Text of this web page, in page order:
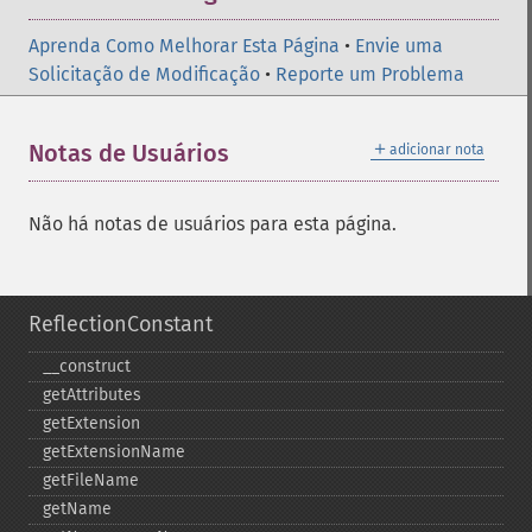
Aprenda Como Melhorar Esta Página • Envie uma
Solicitação de Modificação • Reporte um Problema
＋ adicionar nota
Notas de Usuários
Não há notas de usuários para esta página.
ReflectionConstant
_​_​construct
getAttributes
getExtension
getExtensionName
getFileName
getName